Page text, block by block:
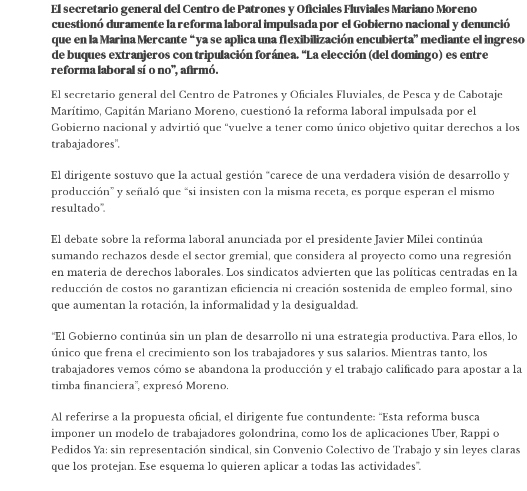
El secretario general del Centro de Patrones y Oficiales Fluviales Mariano Moreno
cuestionó duramente la reforma laboral impulsada por el Gobierno nacional y denunció
que en la Marina Mercante “ya se aplica una flexibilización encubierta” mediante el ingreso
de buques extranjeros con tripulación foránea. “La elección (del domingo) es entre
reforma laboral sí o no”, afirmó.
El secretario general del Centro de Patrones y Oficiales Fluviales, de Pesca y de Cabotaje
Marítimo, Capitán Mariano Moreno, cuestionó la reforma laboral impulsada por el
Gobierno nacional y advirtió que “vuelve a tener como único objetivo quitar derechos a los
trabajadores”.
El dirigente sostuvo que la actual gestión “carece de una verdadera visión de desarrollo y
producción” y señaló que “si insisten con la misma receta, es porque esperan el mismo
resultado”.
El debate sobre la reforma laboral anunciada por el presidente Javier Milei continúa
sumando rechazos desde el sector gremial, que considera al proyecto como una regresión
en materia de derechos laborales. Los sindicatos advierten que las políticas centradas en la
reducción de costos no garantizan eficiencia ni creación sostenida de empleo formal, sino
que aumentan la rotación, la informalidad y la desigualdad.
“El Gobierno continúa sin un plan de desarrollo ni una estrategia productiva. Para ellos, lo
único que frena el crecimiento son los trabajadores y sus salarios. Mientras tanto, los
trabajadores vemos cómo se abandona la producción y el trabajo calificado para apostar a la
timba financiera”, expresó Moreno.
Al referirse a la propuesta oficial, el dirigente fue contundente: “Esta reforma busca
imponer un modelo de trabajadores golondrina, como los de aplicaciones Uber, Rappi o
Pedidos Ya: sin representación sindical, sin Convenio Colectivo de Trabajo y sin leyes claras
que los protejan. Ese esquema lo quieren aplicar a todas las actividades”.